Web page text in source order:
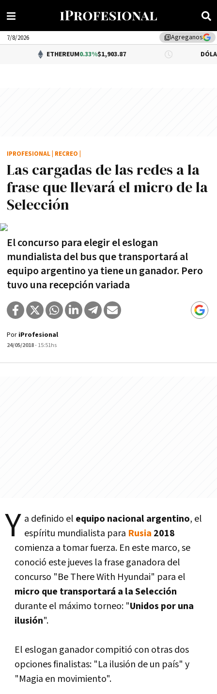
library_addAgreganos
7/8/2026
ETHEREUM0.33%$1,903.87 DÓLAR BNA
Las cargadas de las redes a la
frase que llevará el micro de la
Selección
El concurso para elegir el eslogan
mundialista del bus que transportará al
equipo argentino ya tiene un ganador. Pero
tuvo una recepción variada
IPROFESIONAL RECREO
Por iProfesional
24/05/2018- 15:51hs
Y a definido el equipo nacional argentino, el
espí­ritu mundialista para Rusia 2018
comienza a tomar fuerza. En este marco, se
conoció este jueves la frase ganadora del
concurso "Be There With Hyundai" para el
micro que transportará a la Selección
durante el máximo torneo: "Unidos por una
ilusión".
El eslogan ganador compitió con otras dos
opciones finalistas: "La ilusión de un paí­s" y
"Magia en movimiento".